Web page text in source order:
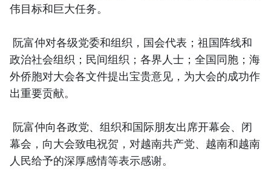
伟目标和巨大任务。
阮富仲对各级党委和组织，国会代表；祖国阵线和
政治社会组织；民间组织；各界人士；全国同胞；海
外侨胞对大会各文件提出宝贵意见，为大会的成功作
出重要贡献。
阮富仲向各政党、组织和国际朋友出席开幕会、闭
幕会，向大会致电祝贺，对越南共产党、越南和越南
人民给予的深厚感情等表示感谢。